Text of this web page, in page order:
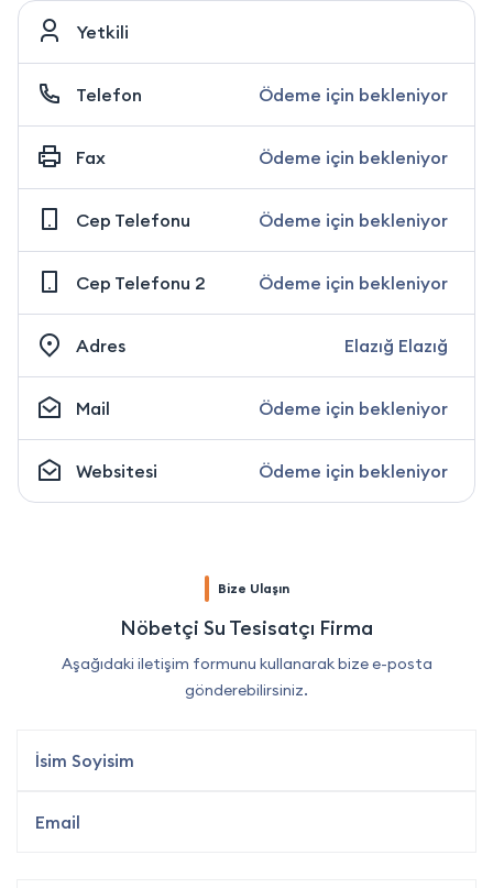
Yetkili
Telefon Ödeme için bekleniyor
Fax Ödeme için bekleniyor
Cep Telefonu Ödeme için bekleniyor
Cep Telefonu 2 Ödeme için bekleniyor
Adres Elazığ Elazığ
Mail Ödeme için bekleniyor
Websitesi Ödeme için bekleniyor
Bize Ulaşın
Nöbetçi Su Tesisatçı Firma
Aşağıdaki iletişim formunu kullanarak bize e-posta
gönderebilirsiniz.